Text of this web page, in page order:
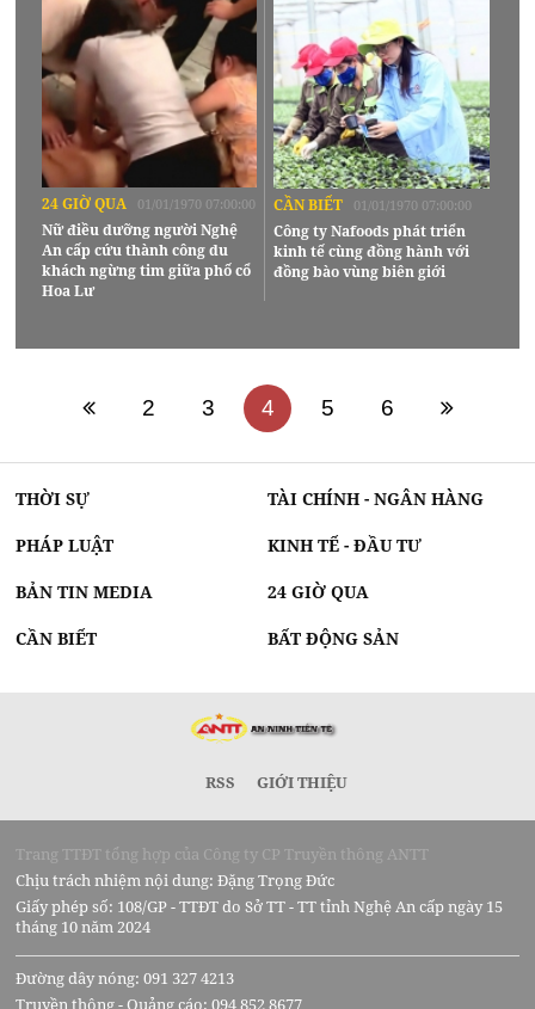
24 GIỜ QUA 01/01/1970 07:00:00
Nữ điều dưỡng người Nghệ
An cấp cứu thành công du
khách ngừng tim giữa phố cổ
Hoa Lư
CẦN BIẾT 01/01/1970 07:00:00
Công ty Nafoods phát triển
kinh tế cùng đồng hành với
đồng bào vùng biên giới
2 3 4 5 6
THỜI SỰ TÀI CHÍNH - NGÂN HÀNG
PHÁP LUẬT KINH TẾ - ĐẦU TƯ
BẢN TIN MEDIA 24 GIỜ QUA
CẦN BIẾT BẤT ĐỘNG SẢN
RSS GIỚI THIỆU
Trang TTĐT tổng hợp của Công ty CP Truyền thông ANTT
Chịu trách nhiệm nội dung: Đặng Trọng Đức
Giấy phép số: 108/GP - TTĐT do Sở TT - TT tỉnh Nghệ An cấp ngày 15
tháng 10 năm 2024
Đường dây nóng: 091 327 4213
Truyền thông - Quảng cáo: 094 852 8677